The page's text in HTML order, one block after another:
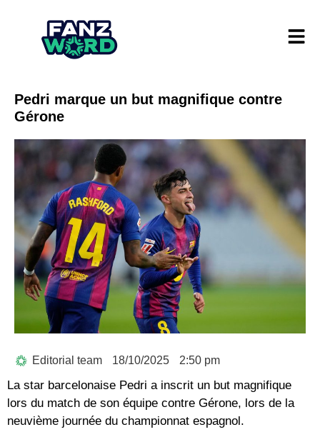
Pedri marque un but magnifique contre
Gérone
Editorial team 18/10/2025 2:50 pm
La star barcelonaise Pedri a inscrit un but magnifique
lors du match de son équipe contre Gérone, lors de la
neuvième journée du championnat espagnol.